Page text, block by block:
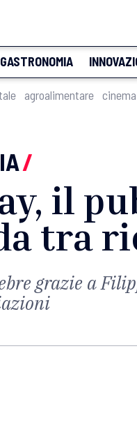
agroalimentare cinema
/
il
tra
grazie a